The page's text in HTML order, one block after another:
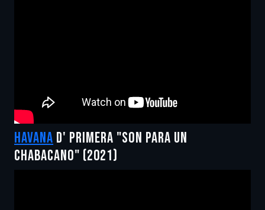
HAVANA D' PRIMERA "SON PARA UN
CHABACANO" (2021)